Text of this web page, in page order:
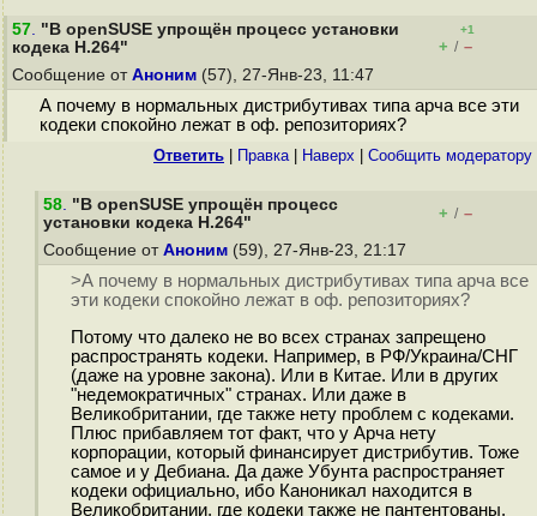
57. "В openSUSE упрощён процесс установки
кодека H.264"
+1
+ / –
Сообщение от Аноним (57), 27-Янв-23, 11:47
А почему в нормальных дистрибутивах типа арча все эти
кодеки спокойно лежат в оф. репозиториях?
Ответить Правка| Наверх Cообщить модератору
58. "В openSUSE упрощён процесс
установки кодека H.264"
+ / –
Сообщение от Аноним (59), 27-Янв-23, 21:17
>А почему в нормальных дистрибутивах типа арча все
эти кодеки спокойно лежат в оф. репозиториях?
Потому что далеко не во всех странах запрещено
распространять кодеки. Например, в РФ/Украина/СНГ
(даже на уровне закона). Или в Китае. Или в других
"недемократичных" странах. Или даже в
Великобритании, где также нету проблем с кодеками.
Плюс прибавляем тот факт, что у Арча нету
корпорации, который финансирует дистрибутив. Тоже
самое и у Дебиана. Да даже Убунта распространяет
кодеки официально, ибо Каноникал находится в
Великобритании, где кодеки также не пантентованы.